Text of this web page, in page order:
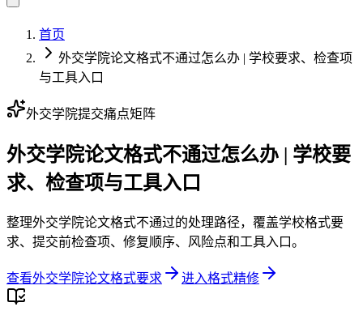
首页
外交学院论文格式不通过怎么办 | 学校要求、检查项
与工具入口
外交学院提交痛点矩阵
外交学院论文格式不通过怎么办 | 学校要
求、检查项与工具入口
整理外交学院论文格式不通过的处理路径，覆盖学校格式要
求、提交前检查项、修复顺序、风险点和工具入口。
查看外交学院论文格式要求 进入格式精修